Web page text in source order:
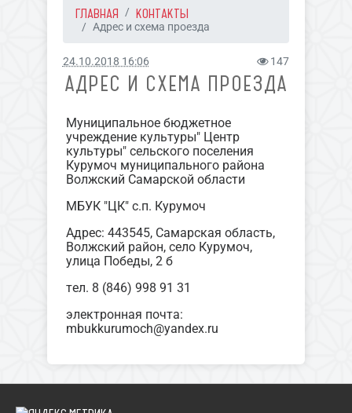
ГЛАВНАЯ КОНТАКТЫ
Адрес и схема проезда
24.10.2018 16:06 147
АДРЕС И СХЕМА ПРОЕЗДА
Муниципальное бюджетное
учреждение культуры" Центр
культуры" сельского поселения
Курумоч муниципального района
Волжский Самарской области
МБУК "ЦК" с.п. Курумоч
Адрес: 443545, Самарская область,
Волжский район, село Курумоч,
улица Победы, 2 б
тел. 8 (846) 998 91 31
электронная почта:
mbukkurumoch@yandex.ru